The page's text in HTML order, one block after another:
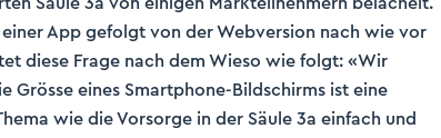
App gefolgt von der Webversion nach wie vor
diese Frage nach dem Wieso wie folgt: «Wir
Grösse eines Smartphone-Bildschirms ist eine
wie die Vorsorge in der Säule 3a einfach und